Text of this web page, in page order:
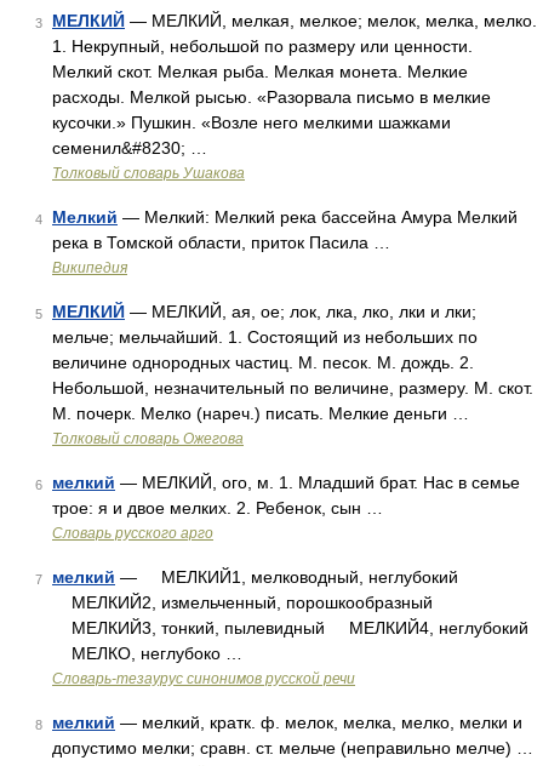
3 МЕЛКИЙ — МЕЛКИЙ, мелкая, мелкое; мелок, мелка, мелко.
1. Некрупный, небольшой по размеру или ценности.
Мелкий скот. Мелкая рыба. Мелкая монета. Мелкие
расходы. Мелкой рысью. «Разорвала письмо в мелкие
кусочки.» Пушкин. «Возле него мелкими шажками
семенил&#8230; …
Толковый словарь Ушакова
4 Мелкий — Мелкий: Мелкий река бассейна Амура Мелкий
река в Томской области, приток Пасила …
Википедия
5 МЕЛКИЙ — МЕЛКИЙ, ая, ое; лок, лка, лко, лки и лки;
мельче; мельчайший. 1. Состоящий из небольших по
величине однородных частиц. М. песок. М. дождь. 2.
Небольшой, незначительный по величине, размеру. М. скот.
М. почерк. Мелко (нареч.) писать. Мелкие деньги …
Толковый словарь Ожегова
6 мелкий — МЕЛКИЙ, ого, м. 1. Младший брат. Нас в семье
трое: я и двое мелких. 2. Ребенок, сын …
Словарь русского арго
7 мелкий — МЕЛКИЙ1, мелководный, неглубокий
МЕЛКИЙ2, измельченный, порошкообразный
МЕЛКИЙ3, тонкий, пылевидный МЕЛКИЙ4, неглубокий
МЕЛКО, неглубоко …
Словарь-тезаурус синонимов русской речи
8 мелкий — мелкий, кратк. ф. мелок, мелка, мелко, мелки и
допустимо мелки; сравн. ст. мельче (неправильно мелче) …